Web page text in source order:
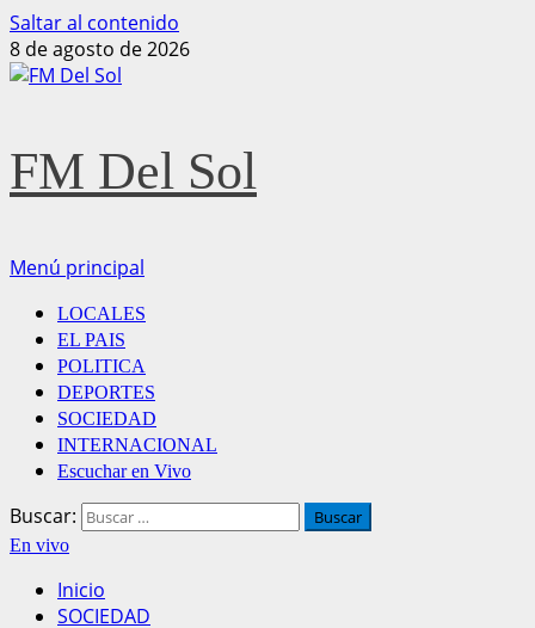
Saltar al contenido
8 de agosto de 2026
FM Del Sol
Menú principal
LOCALES
EL PAIS
POLITICA
DEPORTES
SOCIEDAD
INTERNACIONAL
Escuchar en Vivo
Buscar:
En vivo
Inicio
SOCIEDAD